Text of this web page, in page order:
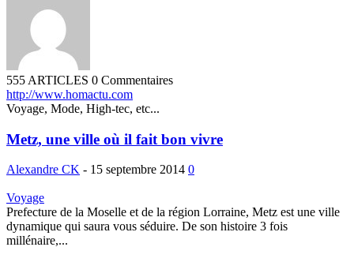
555 ARTICLES 0 Commentaires
http://www.homactu.com
Voyage, Mode, High-tec, etc...
Metz, une ville où il fait bon vivre
Alexandre CK - 15 septembre 2014 0
Voyage
Prefecture de la Moselle et de la région Lorraine, Metz est une ville
dynamique qui saura vous séduire. De son histoire 3 fois
millénaire,...